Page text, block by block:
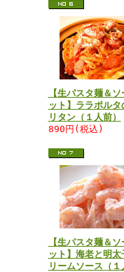
【生パスタ麺＆
ット】ララポルタ
リタン（１人前）
890円(税込)
【生パスタ麺＆
ット】海老と明太
リームソース（１